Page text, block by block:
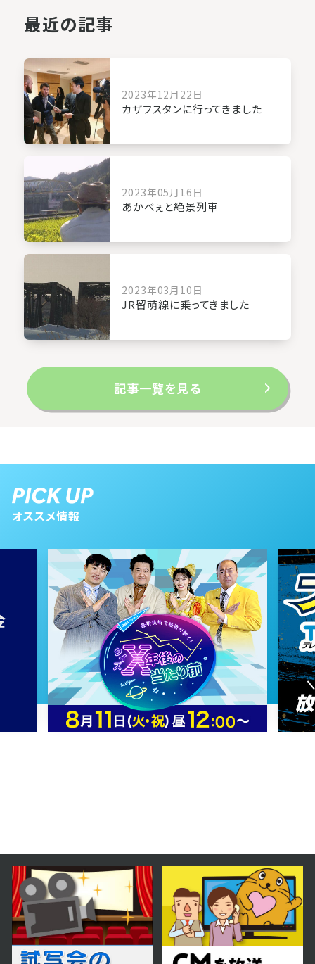
最近の記事
2023年12月22日
カザフスタンに行ってきました
2023年05月16日
あかべぇと絶景列車
2023年03月10日
JR留萌線に乗ってきました
記事一覧を見る
オススメ情報